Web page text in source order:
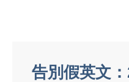
告別假英文